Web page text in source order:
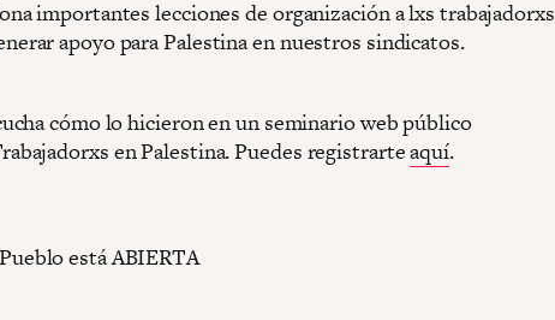
importantes lecciones de organización a lxs trabajadorxs
apoyo para Palestina en nuestros sindicatos.
cómo lo hicieron en un seminario web público
en Palestina. Puedes registrarteaquí.
está ABIERTA